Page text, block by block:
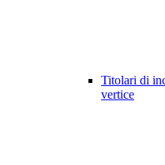
Titolari di
vertice